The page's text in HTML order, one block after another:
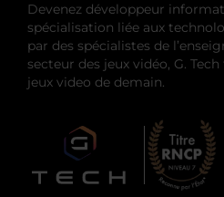
Devenez développeur
spécialisation liée aux
par des spécialistes de
secteur des jeux vidéo, G.
jeux video de demain.
DÉBOUCHÉS
RECONNAISSANCE
INTERVENANTS